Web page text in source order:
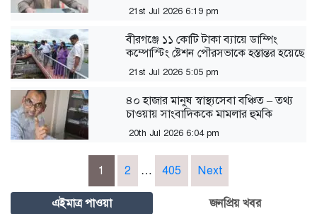
21st Jul 2026 6:19 pm
বীরগঞ্জে ১১ কোটি টাকা ব্যায়ে ডাম্পিং
কম্পোস্টিং ষ্টেশন পৌরসভাকে হস্তান্তর হয়েছে
21st Jul 2026 5:05 pm
৪০ হাজার মানুষ স্বাস্থ্যসেবা বঞ্চিত – তথ্য
চাওয়ায় সাংবাদিককে মামলার হুমকি
20th Jul 2026 6:04 pm
pagination
1 2 … 405 Next
এইমাত্র পাওয়া জনপ্রিয় খবর